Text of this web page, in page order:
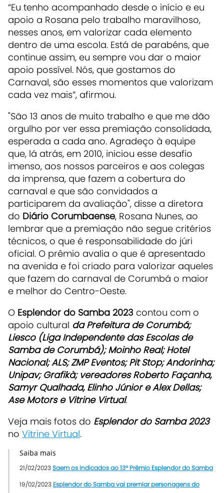
“Eu tenho acompanhado desde o início e eu
apoio a Rosana pelo trabalho maravilhoso,
nesses anos, em valorizar cada elemento
dentro de uma escola. Está de parabéns, que
continue assim, eu sempre vou dar o maior
apoio possível. Nós, que gostamos do
Carnaval, são esses momentos que valorizam
cada vez mais”, afirmou.
"São 13 anos de muito trabalho e que me dão
orgulho por ver essa premiação consolidada,
esperada a cada ano. Agradeço à equipe
que, lá atrás, em 2010, iniciou esse desafio
imenso, aos nossos parceiros e aos colegas
da imprensa, que fazem a cobertura do
carnaval e que são convidados a
participarem da avaliação", disse a diretora
do Diário Corumbaense, Rosana Nunes, ao
lembrar que a premiação não segue critérios
técnicos, o que é responsabilidade do júri
oficial. O prêmio avalia o que é apresentado
na avenida e foi criado para valorizar aqueles
que fazem do carnaval de Corumbá o maior
e melhor do Centro-Oeste.
O Esplendor do Samba 2023 contou com o
apoio cultural da Prefeitura de Corumbá;
Liesco (Liga Independente das Escolas de
Samba de Corumbá); Moinho Real; Hotel
Nacional; ALS; ZMP Eventos; Pit Stop; Andorinha;
Unipav; Grafikà; vereadores Roberto Façanha,
Samyr Qualhada, Elinho Júnior e Alex Dellas;
Ase Motors e Vitrine Virtual.
Veja mais fotos do Esplendor do Samba 2023
no Vitrine Virtual.
Saiba mais
21/02/2023Saem os indicados ao 13º Prêmio Esplendor do Samba
19/02/2023 Esplendor do Samba vai premiar personagens do